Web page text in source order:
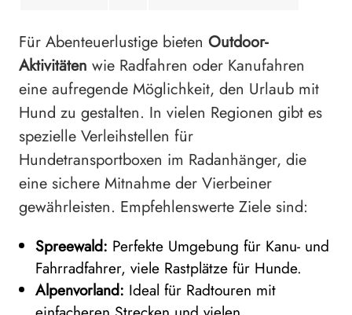
Für Abenteuerlustige bieten Outdoor-
Aktivitäten wie Radfahren oder Kanufahren
eine aufregende Möglichkeit, den Urlaub mit
Hund zu gestalten. In vielen Regionen gibt es
spezielle Verleihstellen für
Hundetransportboxen im Radanhänger, die
eine sichere Mitnahme der Vierbeiner
gewährleisten. Empfehlenswerte Ziele sind:
Spreewald: Perfekte Umgebung für Kanu- und
Fahrradfahrer, viele Rastplätze für Hunde.
Alpenvorland: Ideal für Radtouren mit